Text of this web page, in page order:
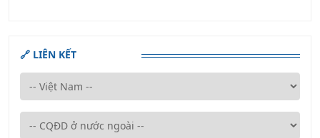
🔗 LIÊN KẾT